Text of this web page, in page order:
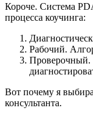
Короче. Система
процесса коучинга:
Рабочий.
Проверочный.
Вот почему я
консультанта.